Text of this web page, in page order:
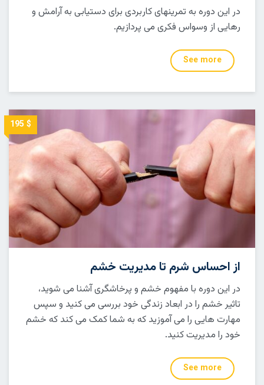
در این دوره به تمرینهای کاربردی برای دستیابی به آرامش و
رهایی از وسواس فکری می پردازیم.
See more
$ 195
از احساس شرم تا مدیریت خشم
در این دوره با مفهوم خشم و پرخاشگری آشنا می شوید،
تاثیر خشم را در ابعاد زندگی خود بررسی می کنید و سپس
مهارت هایی را می آموزید که به شما کمک می کند که خشم
خود را مدیریت کنید.
See more